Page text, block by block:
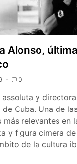
Alonso,
0
assoluta y
Cuba. Una de las
más relevantes en
y figura cimera
de la cultura